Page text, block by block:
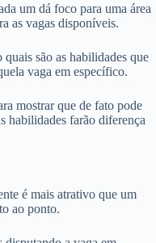
um dá foco para uma área
as vagas disponíveis.
são as habilidades que
vaga em específico.
mostrar que de fato pode
habilidades farão diferença
é mais atrativo que um
ao ponto.